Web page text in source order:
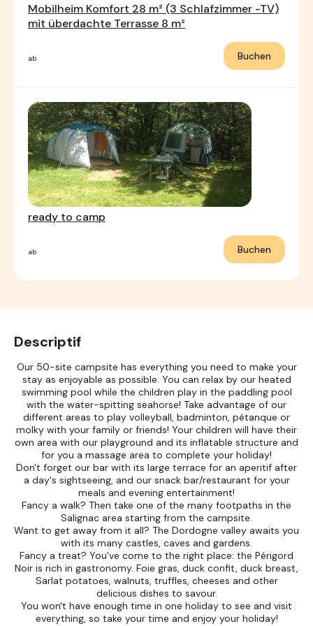
Mobilheim Komfort 28 m² (3 Schlafzimmer -TV)
mit überdachte Terrasse 8 m²
ab Buchen
ready to camp
ab Buchen
Descriptif
Our 50-site campsite has everything you need to make your
stay as enjoyable as possible. You can relax by our heated
swimming pool while the children play in the paddling pool
with the water-spitting seahorse! Take advantage of our
different areas to play volleyball, badminton, pétanque or
molky with your family or friends! Your children will have their
own area with our playground and its inflatable structure and
for you a massage area to complete your holiday!
Don't forget our bar with its large terrace for an aperitif after
a day's sightseeing, and our snack bar/restaurant for your
meals and evening entertainment!
Fancy a walk? Then take one of the many footpaths in the
Salignac area starting from the campsite.
Want to get away from it all? The Dordogne valley awaits you
with its many castles, caves and gardens.
Fancy a treat? You've come to the right place: the Périgord
Noir is rich in gastronomy. Foie gras, duck confit, duck breast,
Sarlat potatoes, walnuts, truffles, cheeses and other
delicious dishes to savour.
You won't have enough time in one holiday to see and visit
everything, so take your time and enjoy your holiday!